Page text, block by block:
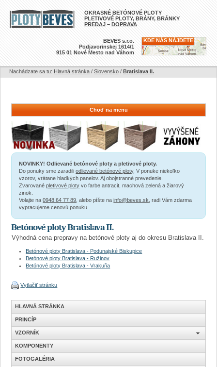
OKRASNÉ BETÓNOVÉ PLOTY
PLETIVOVÉ PLOTY, BRÁNY, BRÁNKY
PREDAJ – DOPRAVA
KDE NÁS NÁJDETE?
BEVES s.r.o.
Podjavorinskej 1614/1
915 01 Nové Mesto nad Váhom
Nachádzate sa tu: Hlavná stránka / Slovensko / Bratislava II.
Choď na menu
NOVINKY! Odlievané betónové ploty a pletivové ploty.
Do ponuky sme zaradiliodlievané betónové ploty. V ponuke niekoľko
vzorov, vrátane hladkých panelov. Aj obojstranné prevedenie.
Zvarovanépletivové ploty vo farbe antracit, machová zelená a žiarový
zinok.
Volajte na0948 64 77 89 , alebo píšte nainfo@beves.sk , radi Vám zdarma
vypracujeme cenovú ponuku.
Betónové ploty Bratislava II.
Výhodná cena prepravy na betónové ploty aj do okresu Bratislava II.
Betónové ploty Bratislava - Podunajské Biskupice
Betónové ploty Bratislava - Ružinov
Betónové ploty Bratislava - Vrakuňa
Vytlačiť stránku
HLAVNÁ STRÁNKA
PRINCÍP
VZORNÍK
KOMPONENTY
FOTOGALÉRIA